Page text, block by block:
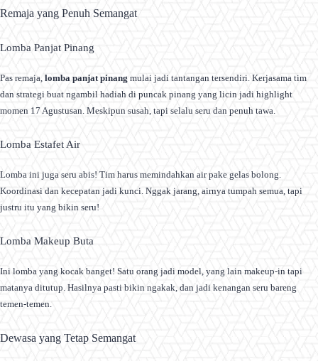
Remaja yang Penuh Semangat
Lomba Panjat Pinang
Pas remaja, lomba panjat pinang mulai jadi tantangan tersendiri. Kerjasama tim
dan strategi buat ngambil hadiah di puncak pinang yang licin jadi highlight
momen 17 Agustusan. Meskipun susah, tapi selalu seru dan penuh tawa.
Lomba Estafet Air
Lomba ini juga seru abis! Tim harus memindahkan air pake gelas bolong.
Koordinasi dan kecepatan jadi kunci. Nggak jarang, airnya tumpah semua, tapi
justru itu yang bikin seru!
Lomba Makeup Buta
Ini lomba yang kocak banget! Satu orang jadi model, yang lain makeup-in tapi
matanya ditutup. Hasilnya pasti bikin ngakak, dan jadi kenangan seru bareng
temen-temen.
Dewasa yang Tetap Semangat